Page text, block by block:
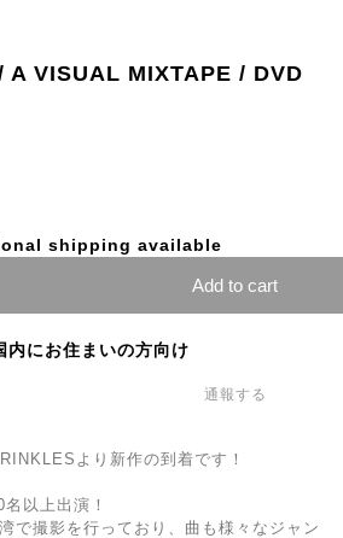
A VISUAL MIXTAPE / DVD
shipping available
Add to cart
内にお住まいの方向け
通報する
より新作の到着です！
以上出演！
で撮影を行っており、曲も様々なジャン